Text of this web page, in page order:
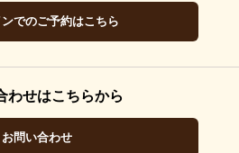
でのご予約はこちら
わせはこちらから
お問い合わせ